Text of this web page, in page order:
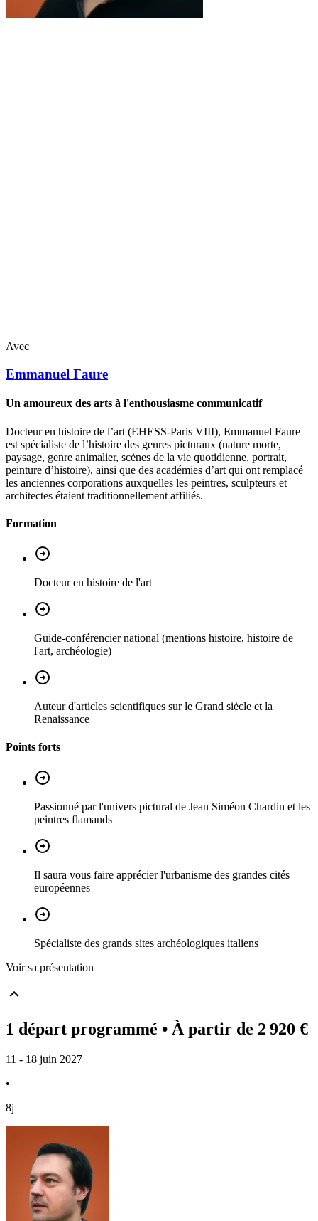
Avec
Emmanuel Faure
Un amoureux des arts à l'enthousiasme communicatif
Docteur en histoire de l’art (EHESS-Paris VIII), Emmanuel Faure
est spécialiste de l’histoire des genres picturaux (nature morte,
paysage, genre animalier, scènes de la vie quotidienne, portrait,
peinture d’histoire), ainsi que des académies d’art qui ont remplacé
les anciennes corporations auxquelles les peintres, sculpteurs et
architectes étaient traditionnellement affiliés.
Formation
Docteur en histoire de l'art
Guide-conférencier national (mentions histoire, histoire de
l'art, archéologie)
Auteur d'articles scientifiques sur le Grand siècle et la
Renaissance
Points forts
Passionné par l'univers pictural de Jean Siméon Chardin et les
peintres flamands
Il saura vous faire apprécier l'urbanisme des grandes cités
européennes
Spécialiste des grands sites archéologiques italiens
Voir sa présentation
1 départ programmé • À partir de 2 920 €
11 - 18 juin 2027
•
8j